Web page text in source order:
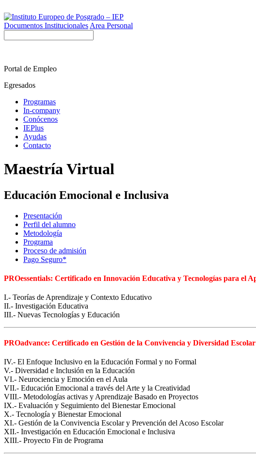
Documentos Institucionales Area Personal
Portal de Empleo
Egresados
Programas
In-company
Conócenos
IEPlus
Ayudas
Contacto
Maestría Virtual
Educación Emocional e Inclusiva
Presentación
Perfil del alumno
Metodología
Programa
Proceso de admisión
Pago Seguro*
PROessentials: Certificado en Innovación Educativa y Tecnologías para el
I.- Teorías de Aprendizaje y Contexto Educativo
II.- Investigación Educativa
III.- Nuevas Tecnologías y Educación
PROadvance: Certificado en Gestión de la Convivencia y Diversidad Escolar
IV.- El Enfoque Inclusivo en la Educación Formal y no Formal
V.- Diversidad e Inclusión en la Educación
VI.- Neurociencia y Emoción en el Aula
VII.- Educación Emocional a través del Arte y la Creatividad
VIII.- Metodologías activas y Aprendizaje Basado en Proyectos
IX.- Evaluación y Seguimiento del Bienestar Emocional
X.- Tecnología y Bienestar Emocional
XI.- Gestión de la Convivencia Escolar y Prevención del Acoso Escolar
XII.- Investigación en Educación Emocional e Inclusiva
XIII.- Proyecto Fin de Programa